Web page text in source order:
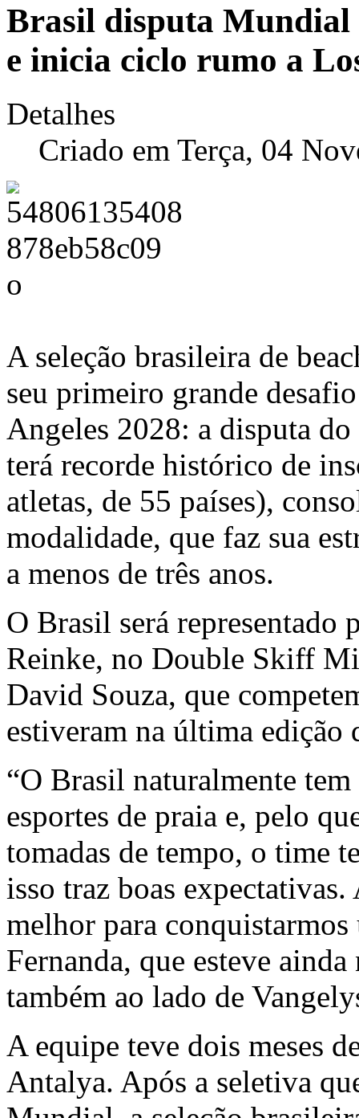
Brasil disputa Mundial
e inicia ciclo rumo a
Detalhes
Criado em Terça, 04
A seleção brasileira de
seu primeiro grande
Angeles 2028: a disputa
terá recorde histórico de
atletas, de 55 países),
modalidade, que faz sua
a menos de três anos.
O Brasil será representado
Reinke, no Double Skiff
David Souza, que
estiveram na última
“O Brasil naturalmente
esportes de praia e, pelo
tomadas de tempo, o time
isso traz boas
melhor para
Fernanda, que esteve
também ao lado de
A equipe teve dois meses
Antalya. Após a seletiva